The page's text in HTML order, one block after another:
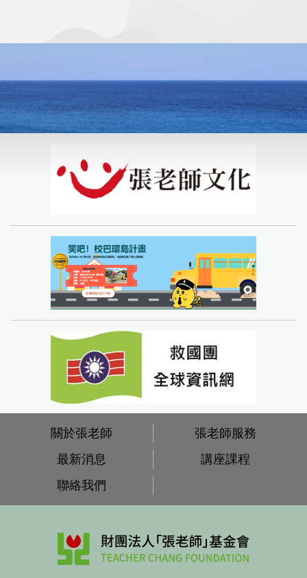
關於張老師
張老師服務
最新消息
講座課程
聯絡我們